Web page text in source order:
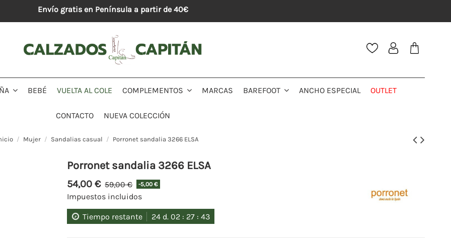
Envío gratis en Península a partir de 40€
BEBÉ VUELTA AL COLE COMPLEMENTOS MARCAS BAREFOOT ANCHO ESPECIAL OUTLET
CONTACTO NUEVA COLECCIÓN
Mujer Sandalias casual Porronet sandalia 3266 ELSA
Porronet sandalia 3266 ELSA
54,00 € 59,00 € -5,00 €
Impuestos incluidos
Tiempo restante 24d. 02: 27: 42